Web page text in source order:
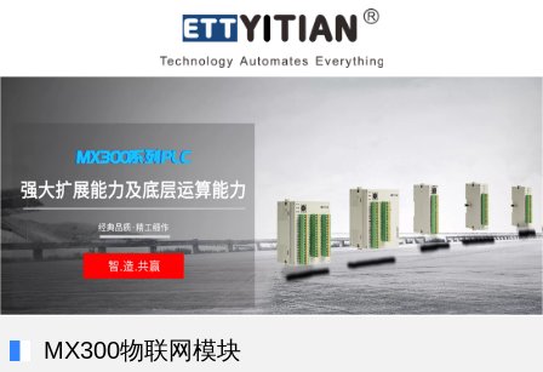
MX300物联网模块